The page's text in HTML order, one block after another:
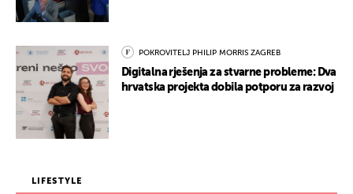
POKROVITELJ PHILIP MORRIS ZAGREB
Digitalna rješenja za stvarne probleme: Dva
hrvatska projekta dobila potporu za razvoj
LIFESTYLE